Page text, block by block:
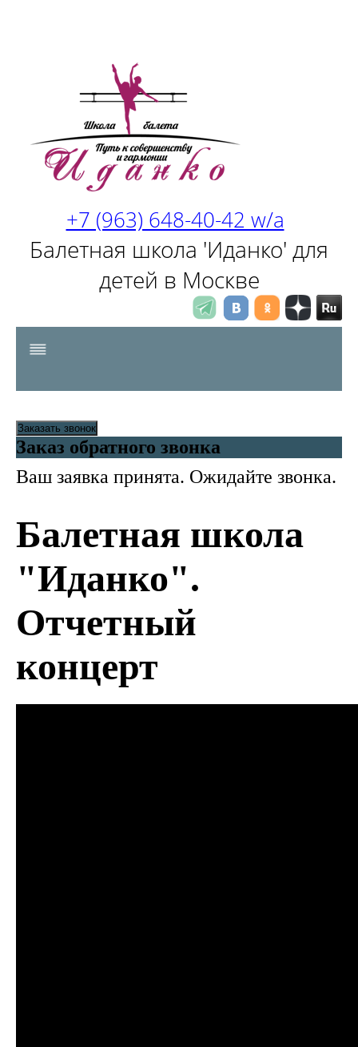
+7 (963) 648-40-42 w/a
Балетная школа 'Иданко' для
детей в Москве
Заказать звонок
Заказ обратного звонка
Ваш заявка принята. Ожидайте звонка.
Балетная школа
"Иданко".
Отчетный
концерт